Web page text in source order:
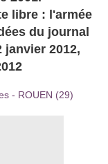
libre : l'armée
du journal
janvier 2012,